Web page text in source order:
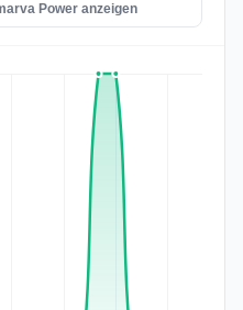
Power anzeigen